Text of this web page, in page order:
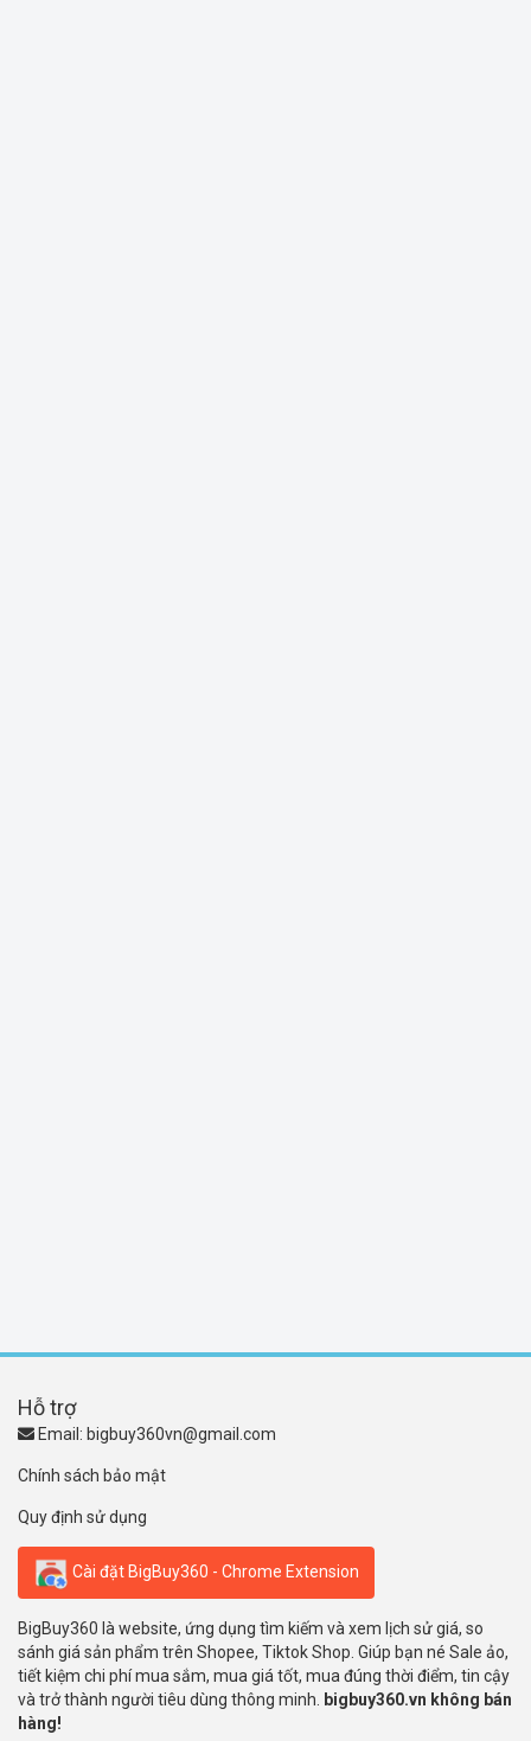
Hỗ trợ
Email: bigbuy360vn@gmail.com
Chính sách bảo mật
Quy định sử dụng
Cài đặt BigBuy360 - Chrome Extension
BigBuy360 là website, ứng dụng tìm kiếm và xem lịch sử giá, so
sánh giá sản phẩm trên Shopee, Tiktok Shop. Giúp bạn né Sale ảo,
tiết kiệm chi phí mua sắm, mua giá tốt, mua đúng thời điểm, tin cậy
và trở thành người tiêu dùng thông minh.
bigbuy360.vn không bán
hàng!